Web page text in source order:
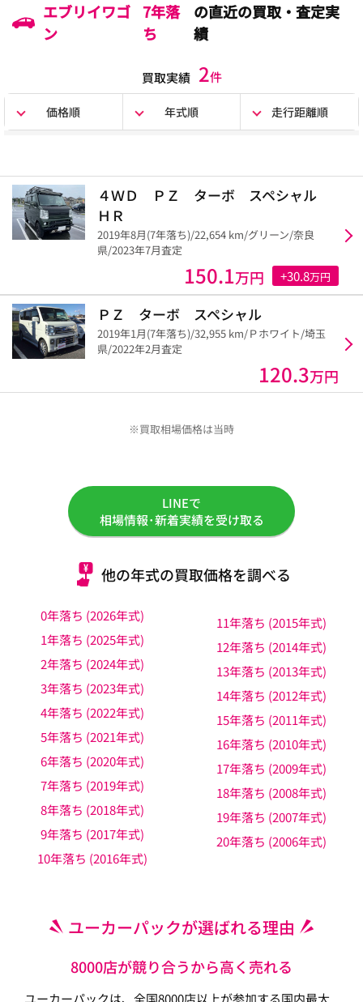
エブリイワゴ
ン
7年落
ち
の直近の買取・査定実
績
買取実績 2件
価格順 年式順 走行距離順
４ＷＤ ＰＺ ターボ スペシャル
ＨＲ
2019年8月(7年落ち)/22,654 km/グリーン/奈良
県/2023年7月査定
150.1万円 +30.8万円
ＰＺ ターボ スペシャル
2019年1月(7年落ち)/32,955 km/Ｐホワイト/埼玉
県/2022年2月査定
120.3万円
※買取相場価格は当時
LINEで
相場情報･新着実績を受け取る
他の年式の買取価格を調べる
0年落ち (2026年式)
1年落ち (2025年式)
2年落ち (2024年式)
3年落ち (2023年式)
4年落ち (2022年式)
5年落ち (2021年式)
6年落ち (2020年式)
7年落ち (2019年式)
8年落ち (2018年式)
9年落ち (2017年式)
10年落ち (2016年式)
11年落ち (2015年式)
12年落ち (2014年式)
13年落ち (2013年式)
14年落ち (2012年式)
15年落ち (2011年式)
16年落ち (2010年式)
17年落ち (2009年式)
18年落ち (2008年式)
19年落ち (2007年式)
20年落ち (2006年式)
ユーカーパックが選ばれる理由
8000店が競り合うから高く売れる
ユーカーパックは、全国8000店以上が参加する国内最大